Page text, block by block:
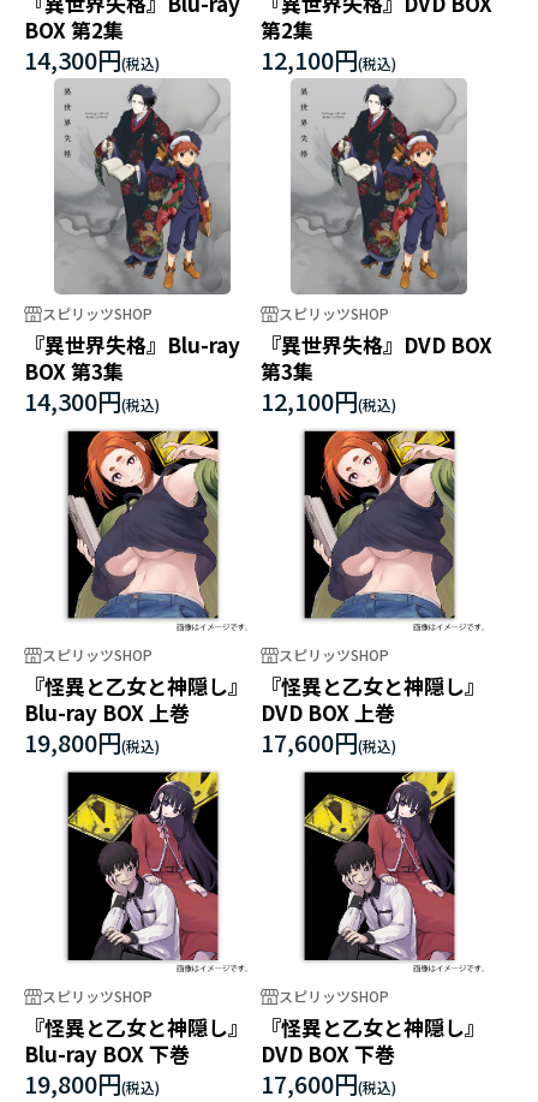
BOX 第2集
14,300円
第2集
12,100円
スピリッツSHOP
『異世界失格』Blu-ray
BOX 第3集
14,300円
スピリッツSHOP
『異世界失格』DVD BOX
第3集
12,100円
スピリッツSHOP
『怪異と乙女と神隠し』
Blu-ray BOX 上巻
19,800円
スピリッツSHOP
『怪異と乙女と神隠し』
DVD BOX 上巻
17,600円
スピリッツSHOP
『怪異と乙女と神隠し』
Blu-ray BOX 下巻
19,800円
スピリッツSHOP
『怪異と乙女と神隠し』
DVD BOX 下巻
17,600円